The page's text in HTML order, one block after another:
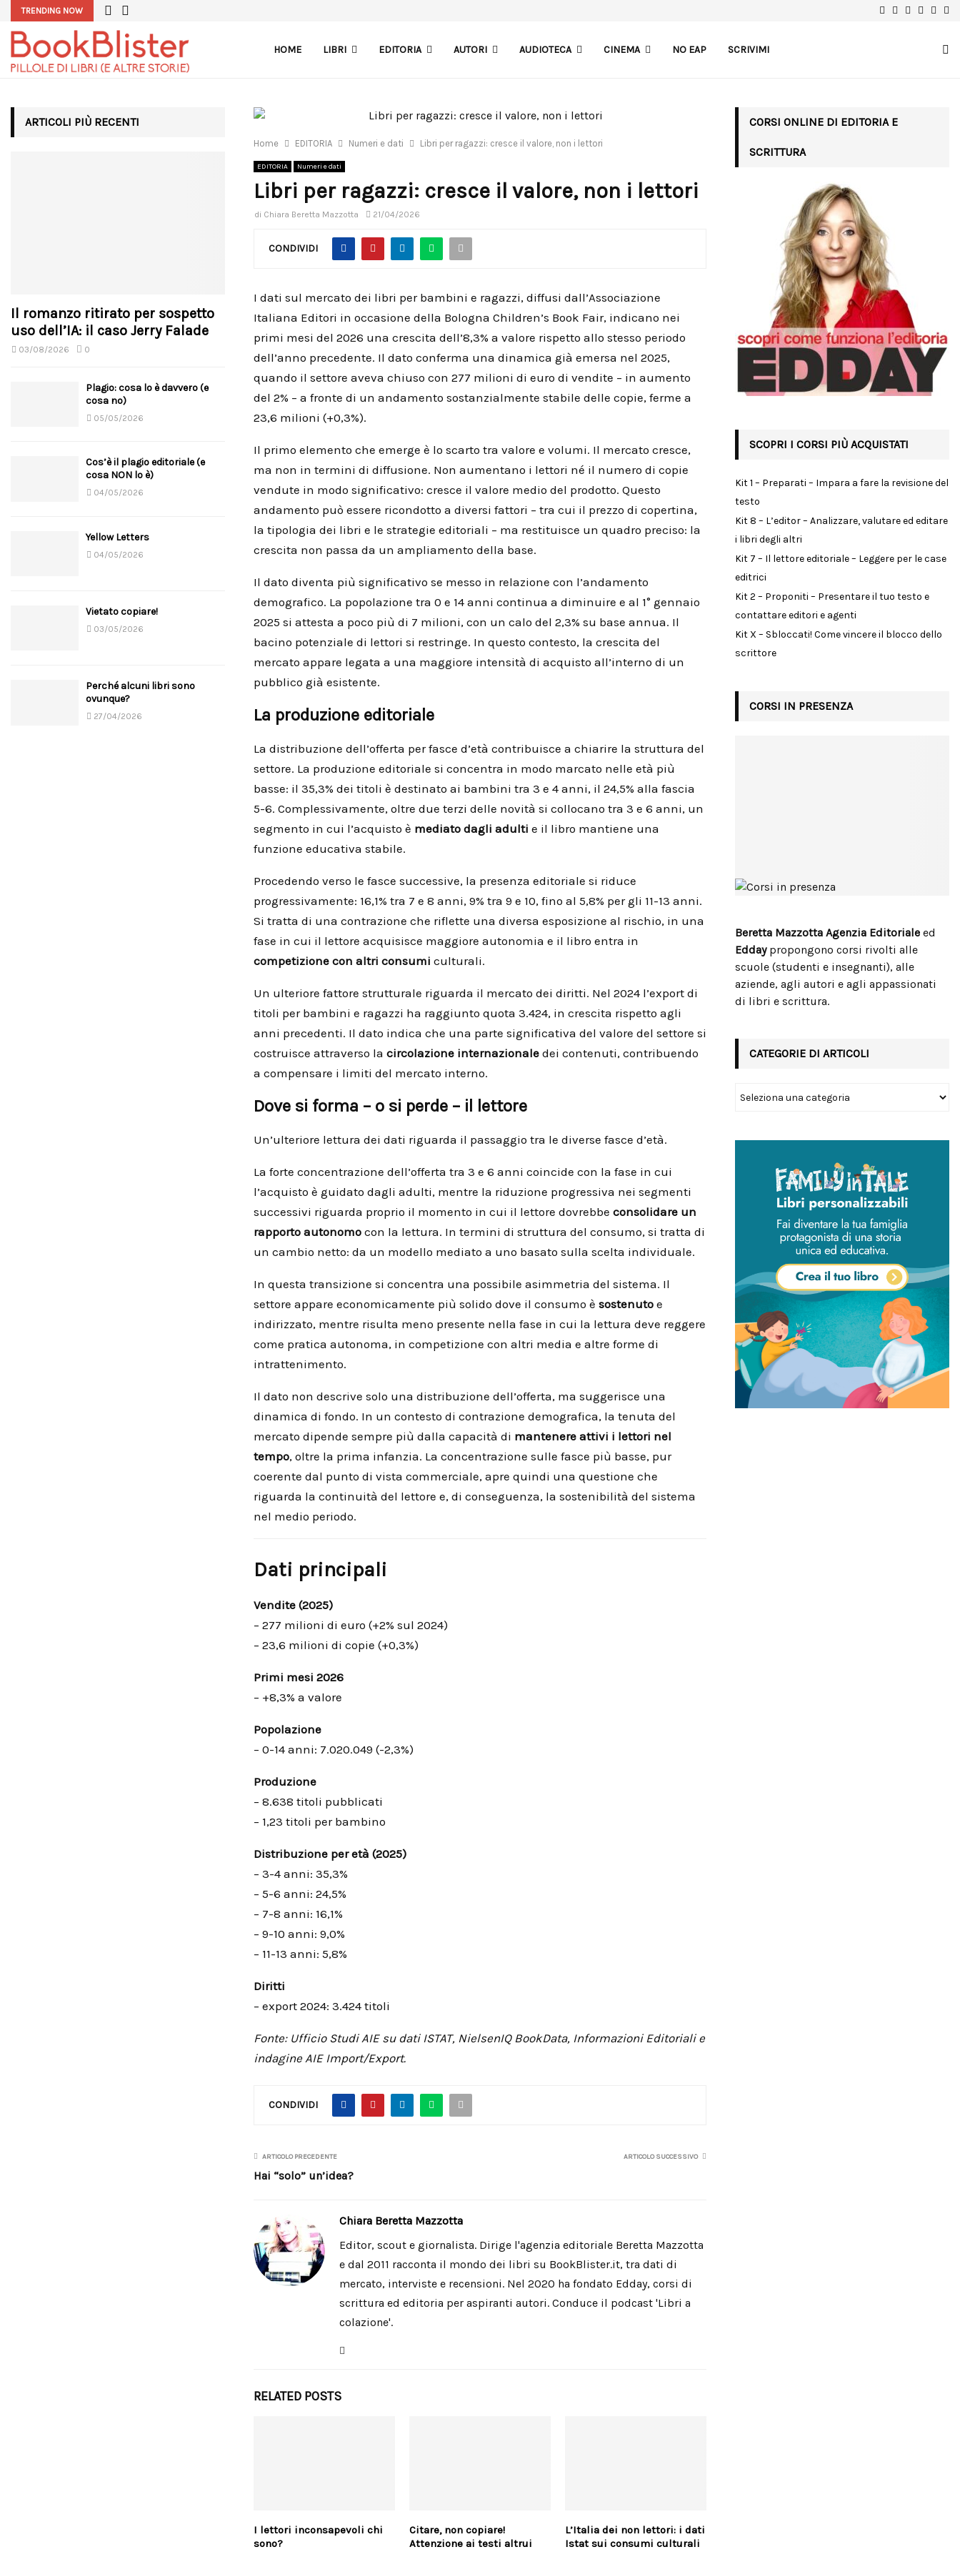
TRENDING NOW Facebook
Instagram
Linkedin
Youtube
HOME LIBRI EDITORIA AUTORI AUDIOTECA CINEMA NO EAP SCRIVIMI
Home EDITORIA Numeri e dati Libri per ragazzi: cresce il valore, non i lettori
EDITORIA Numeri e dati
Libri per ragazzi: cresce il valore, non i lettori
di Chiara Beretta Mazzotta 21/04/2026
CONDIVIDI
I dati sul mercato dei libri per bambini e ragazzi, diffusi dall’Associazione
Italiana Editori in occasione della Bologna Children’s Book Fair, indicano nei
primi mesi del 2026 una crescita dell’8,3% a valore rispetto allo stesso periodo
dell’anno precedente. Il dato conferma una dinamica già emersa nel 2025,
quando il settore aveva chiuso con 277 milioni di euro di vendite – in aumento
del 2% – a fronte di un andamento sostanzialmente stabile delle copie, ferme a
23,6 milioni (+0,3%).
Il primo elemento che emerge è lo scarto tra valore e volumi. Il mercato cresce,
ma non in termini di diffusione. Non aumentano i lettori né il numero di copie
vendute in modo significativo: cresce il valore medio del prodotto. Questo
andamento può essere ricondotto a diversi fattori – tra cui il prezzo di copertina,
la tipologia dei libri e le strategie editoriali – ma restituisce un quadro preciso: la
crescita non passa da un ampliamento della base.
Il dato diventa più significativo se messo in relazione con l’andamento
demografico. La popolazione tra 0 e 14 anni continua a diminuire e al 1° gennaio
2025 si attesta a poco più di 7 milioni, con un calo del 2,3% su base annua. Il
bacino potenziale di lettori si restringe. In questo contesto, la crescita del
mercato appare legata a una maggiore intensità di acquisto all’interno di un
pubblico già esistente.
La produzione editoriale
La distribuzione dell’offerta per fasce d’età contribuisce a chiarire la struttura del
settore. La produzione editoriale si concentra in modo marcato nelle età più
basse: il 35,3% dei titoli è destinato ai bambini tra 3 e 4 anni, il 24,5% alla fascia
5-6. Complessivamente, oltre due terzi delle novità si collocano tra 3 e 6 anni, un
segmento in cui l’acquisto è mediato dagli adulti e il libro mantiene una
funzione educativa stabile.
Procedendo verso le fasce successive, la presenza editoriale si riduce
progressivamente: 16,1% tra 7 e 8 anni, 9% tra 9 e 10, fino al 5,8% per gli 11-13 anni.
Si tratta di una contrazione che riflette una diversa esposizione al rischio, in una
fase in cui il lettore acquisisce maggiore autonomia e il libro entra in
competizione con altri consumi culturali.
Un ulteriore fattore strutturale riguarda il mercato dei diritti. Nel 2024 l’export di
titoli per bambini e ragazzi ha raggiunto quota 3.424, in crescita rispetto agli
anni precedenti. Il dato indica che una parte significativa del valore del settore si
costruisce attraverso la circolazione internazionale dei contenuti, contribuendo
a compensare i limiti del mercato interno.
Dove si forma – o si perde – il lettore
Un’ulteriore lettura dei dati riguarda il passaggio tra le diverse fasce d’età.
La forte concentrazione dell’offerta tra 3 e 6 anni coincide con la fase in cui
l’acquisto è guidato dagli adulti, mentre la riduzione progressiva nei segmenti
successivi riguarda proprio il momento in cui il lettore dovrebbe consolidare un
rapporto autonomo con la lettura. In termini di struttura del consumo, si tratta di
un cambio netto: da un modello mediato a uno basato sulla scelta individuale.
In questa transizione si concentra una possibile asimmetria del sistema. Il
settore appare economicamente più solido dove il consumo è sostenuto e
indirizzato, mentre risulta meno presente nella fase in cui la lettura deve reggere
come pratica autonoma, in competizione con altri media e altre forme di
intrattenimento.
Il dato non descrive solo una distribuzione dell’offerta, ma suggerisce una
dinamica di fondo. In un contesto di contrazione demografica, la tenuta del
mercato dipende sempre più dalla capacità di mantenere attivi i lettori nel
tempo, oltre la prima infanzia. La concentrazione sulle fasce più basse, pur
coerente dal punto di vista commerciale, apre quindi una questione che
riguarda la continuità del lettore e, di conseguenza, la sostenibilità del sistema
nel medio periodo.
Dati principali
Vendite (2025)
– 277 milioni di euro (+2% sul 2024)
– 23,6 milioni di copie (+0,3%)
Primi mesi 2026
– +8,3% a valore
Popolazione
– 0-14 anni: 7.020.049 (-2,3%)
Produzione
– 8.638 titoli pubblicati
– 1,23 titoli per bambino
Distribuzione per età (2025)
– 3-4 anni: 35,3%
– 5-6 anni: 24,5%
– 7-8 anni: 16,1%
– 9-10 anni: 9,0%
– 11-13 anni: 5,8%
Diritti
– export 2024: 3.424 titoli
Fonte: Ufficio Studi AIE su dati ISTAT, NielsenIQ BookData, Informazioni Editoriali e
indagine AIE Import/Export.
CONDIVIDI
ARTICOLO PRECEDENTE
Hai “solo” un’idea?
ARTICOLO SUCCESSIVO
Chiara Beretta Mazzotta
Editor, scout e giornalista. Dirige l'agenzia editoriale Beretta Mazzotta
e dal 2011 racconta il mondo dei libri su BookBlister.it, tra dati di
mercato, interviste e recensioni. Nel 2020 ha fondato Edday, corsi di
scrittura ed editoria per aspiranti autori. Conduce il podcast 'Libri a
colazione'.
RELATED POSTS
I lettori inconsapevoli chi
sono?
Citare, non copiare!
Attenzione ai testi altrui
L’Italia dei non lettori: i dati
Istat sui consumi culturali
ARTICOLI PIÙ RECENTI
Il romanzo ritirato per sospetto
uso dell’IA: il caso Jerry Falade
03/08/2026 0
Plagio: cosa lo è davvero (e
cosa no)
05/05/2026
Cos’è il plagio editoriale (e
cosa NON lo è)
04/05/2026
Yellow Letters
04/05/2026
Vietato copiare!
03/05/2026
Perché alcuni libri sono
ovunque?
27/04/2026
CORSI ONLINE DI EDITORIA E
SCRITTURA
SCOPRI I CORSI PIÙ ACQUISTATI
Kit 1 – Preparati – Impara a fare la revisione del
testo
Kit 8 – L’editor – Analizzare, valutare ed editare
i libri degli altri
Kit 7 – Il lettore editoriale – Leggere per le case
editrici
Kit 2 – Proponiti – Presentare il tuo testo e
contattare editori e agenti
Kit X – Sbloccati! Come vincere il blocco dello
scrittore
CORSI IN PRESENZA
Beretta Mazzotta Agenzia Editoriale ed
Edday propongono corsi rivolti alle
scuole (studenti e insegnanti), alle
aziende, agli autori e agli appassionati
di libri e scrittura.
CATEGORIE DI ARTICOLI